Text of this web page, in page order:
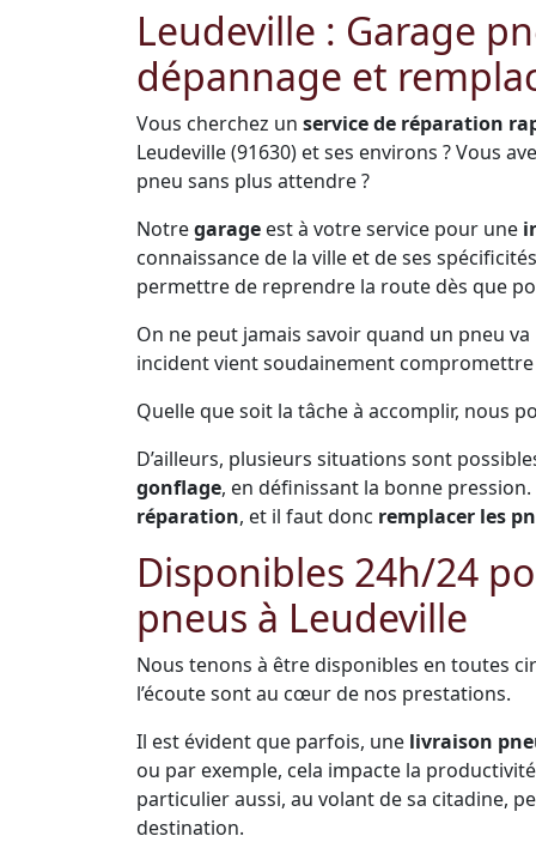
Leudeville : Garage
dépannage et
Vous cherchez un service de réparation
Leudeville (91630) et ses environs ? Vous
pneu sans plus attendre ?
Notregarage est à votre service pour une
connaissance de la ville et de ses
permettre de reprendre la route dès que
On ne peut jamais savoir quand un pneu
incident vient soudainement
Quelle que soit la tâche à accomplir, nous
D’ailleurs, plusieurs situations sont
gonflage, en définissant la bonne
réparation, et il faut donc remplacer les
Disponibles 24h/24
pneus à Leudeville
Nous tenons à être disponibles en toutes
l’écoute sont au cœur de nos prestations.
Il est évident que parfois, une livraison
ou par exemple, cela impacte la
particulier aussi, au volant de sa citadine,
destination.